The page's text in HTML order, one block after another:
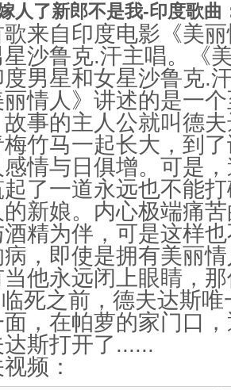
人了新郎不是我-印度歌曲
来自印度电影《美
星沙鲁克.汗主唱。《
度男星和女星沙鲁克.
丽情人》讲述的是一
事的主人公就叫德
竹马一起长大，到
情与日俱增。可是
起了一道永远也不能
的新娘。内心极端痛
酒精为伴，可是这样
病，即使是拥有美丽
当他永远闭上眼睛，
死之前，德夫达斯
，在帕萝的家门口
斯打开了......
频：